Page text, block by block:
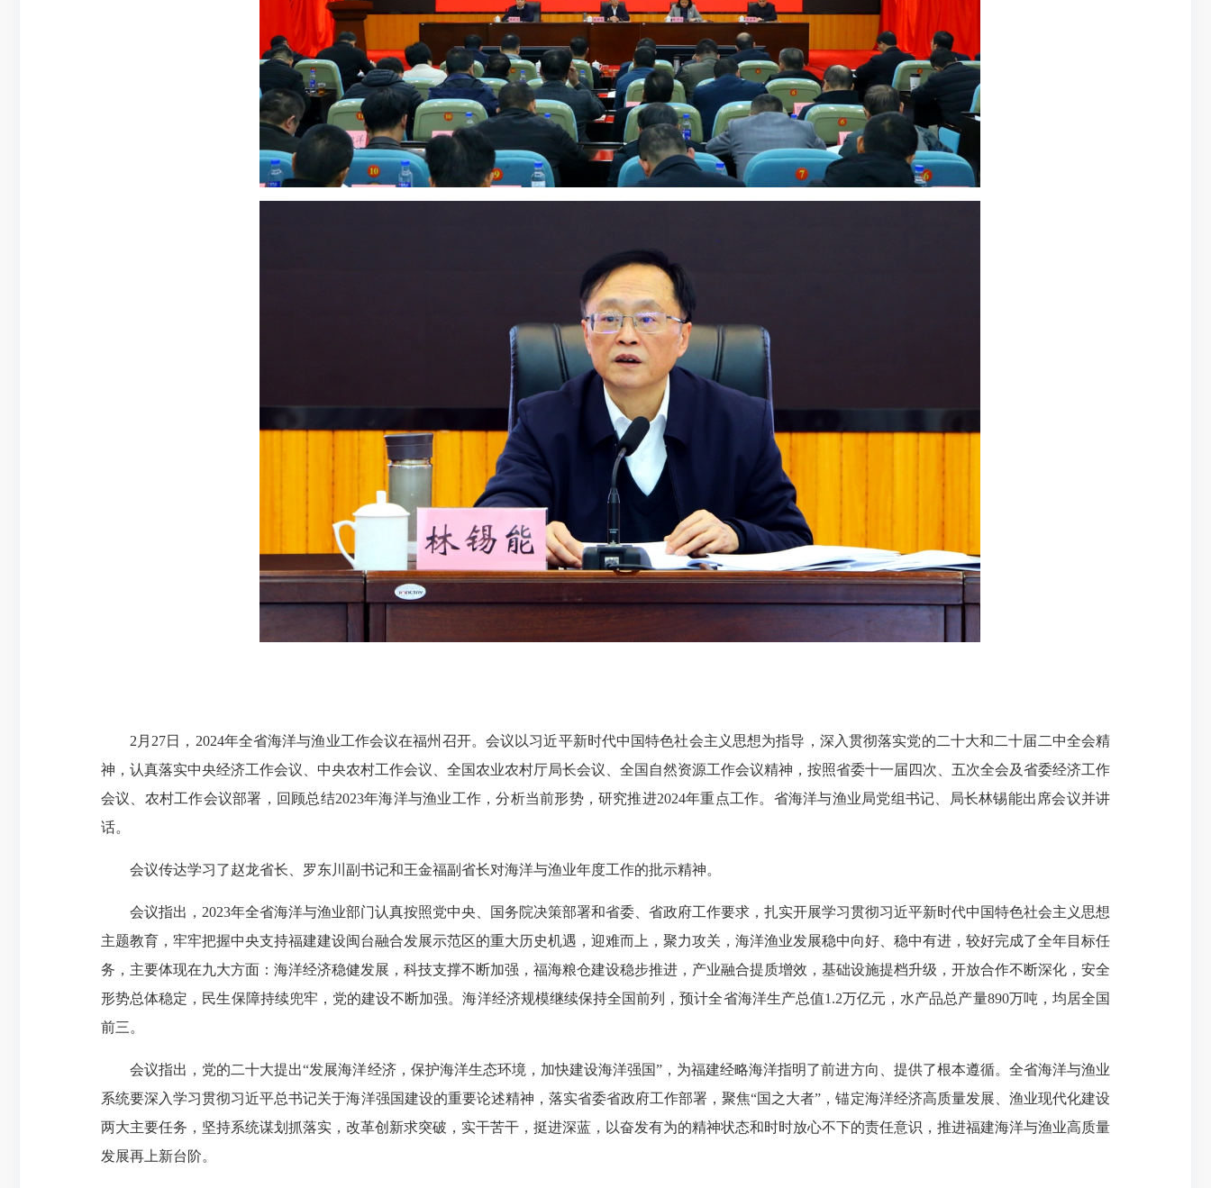
2月27日，2024年全省海洋与渔业工作会议在福州召开。会议以习近平新时代中国特色社会主义思想为指导，深入贯彻落实党的二十大和二十届二中全会精
神，认真落实中央经济工作会议、中央农村工作会议、全国农业农村厅局长会议、全国自然资源工作会议精神，按照省委十一届四次、五次全会及省委经济工作
会议、农村工作会议部署，回顾总结2023年海洋与渔业工作，分析当前形势，研究推进2024年重点工作。省海洋与渔业局党组书记、局长林锡能出席会议并讲
话。
会议传达学习了赵龙省长、罗东川副书记和王金福副省长对海洋与渔业年度工作的批示精神。
会议指出，2023年全省海洋与渔业部门认真按照党中央、国务院决策部署和省委、省政府工作要求，扎实开展学习贯彻习近平新时代中国特色社会主义思想
主题教育，牢牢把握中央支持福建建设闽台融合发展示范区的重大历史机遇，迎难而上，聚力攻关，海洋渔业发展稳中向好、稳中有进，较好完成了全年目标任
务，主要体现在九大方面：海洋经济稳健发展，科技支撑不断加强，福海粮仓建设稳步推进，产业融合提质增效，基础设施提档升级，开放合作不断深化，安全
形势总体稳定，民生保障持续兜牢，党的建设不断加强。海洋经济规模继续保持全国前列，预计全省海洋生产总值1.2万亿元，水产品总产量890万吨，均居全国
前三。
会议指出，党的二十大提出“发展海洋经济，保护海洋生态环境，加快建设海洋强国”，为福建经略海洋指明了前进方向、提供了根本遵循。全省海洋与渔业
系统要深入学习贯彻习近平总书记关于海洋强国建设的重要论述精神，落实省委省政府工作部署，聚焦“国之大者”，锚定海洋经济高质量发展、渔业现代化建设
两大主要任务，坚持系统谋划抓落实，改革创新求突破，实干苦干，挺进深蓝，以奋发有为的精神状态和时时放心不下的责任意识，推进福建海洋与渔业高质量
发展再上新台阶。